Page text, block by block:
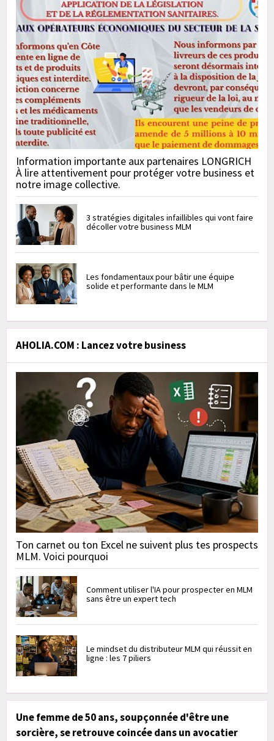
Information importante aux partenaires LONGRICH
À lire attentivement pour protéger votre business et
notre image collective.
3 stratégies digitales infaillibles qui vont faire
décoller votre business MLM
Les fondamentaux pour bâtir une équipe
solide et performante dans le MLM
AHOLIA.COM : Lancez votre business
Ton carnet ou ton Excel ne suivent plus tes prospects
MLM. Voici pourquoi
Comment utiliser l'IA pour prospecter en MLM
sans être un expert tech
Le mindset du distributeur MLM qui réussit en
ligne : les 7 piliers
Une femme de 50 ans, soupçonnée d'être une
sorcière, se retrouve coincée dans un avocatier